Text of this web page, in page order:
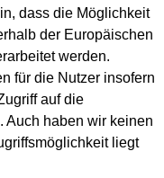
dass die Möglichkeit
der Europäischen
werden.
für die Nutzer insofern
auf die
Auch haben wir keinen
liegt